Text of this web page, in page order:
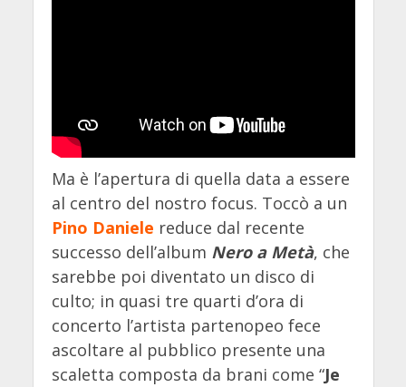
Ma è l’apertura di quella data a essere
al centro del nostro focus. Toccò a un
Pino Daniele reduce dal recente
successo dell’album Nero a Metà, che
sarebbe poi diventato un disco di
culto; in quasi tre quarti d’ora di
concerto l’artista partenopeo fece
ascoltare al pubblico presente una
scaletta composta da brani come “Je